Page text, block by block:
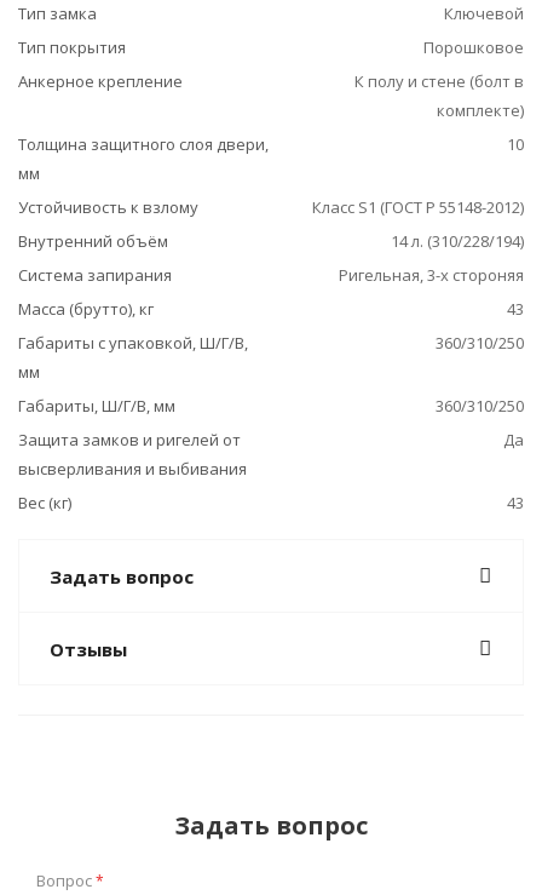
Тип замка
Ключевой
Тип покрытия
Порошковое
Анкерное крепление
К полу и стене (болт в
комплекте)
Толщина защитного слоя двери,
мм
10
Устойчивость к взлому
Класс S1 (ГОСТ Р 55148-2012)
Внутренний объём
14 л. (310/228/194)
Система запирания
Ригельная, 3-х стороняя
Масса (брутто), кг
43
Габариты с упаковкой, Ш/Г/В,
мм
360/310/250
Габариты, Ш/Г/В, мм
360/310/250
Защита замков и ригелей от
высверливания и выбивания
Да
Вес (кг) 43
Задать вопрос
Отзывы
Задать вопрос
Вопрос*